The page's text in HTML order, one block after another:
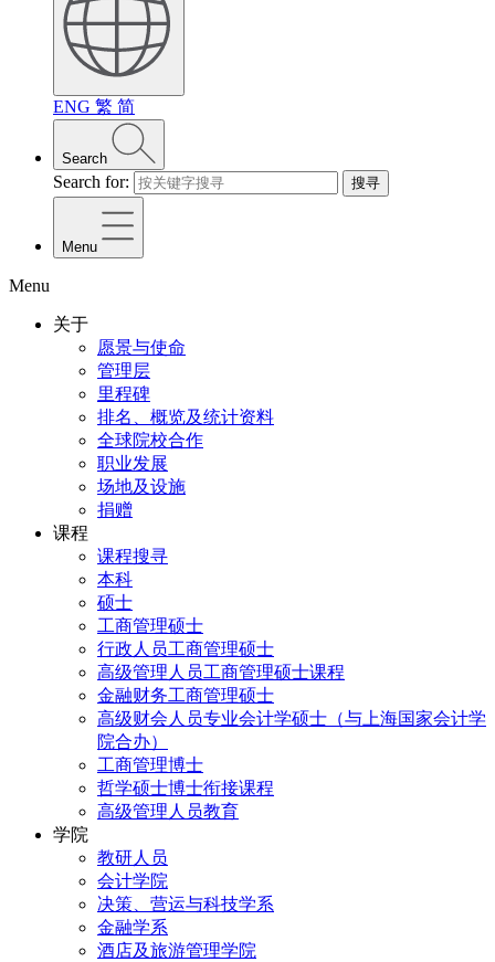
ENG 繁 简
Search
Search for: 搜寻
Menu
Menu
关于
愿景与使命
管理层
里程碑
排名、概览及统计资料
全球院校合作
职业发展
场地及设施
捐赠
课程
课程搜寻
本科
硕士
工商管理硕士
行政人员工商管理硕士
高级管理人员工商管理硕士课程
金融财务工商管理硕士
高级财会人员专业会计学硕士（与上海国家会计学
院合办）
工商管理博士
哲学硕士博士衔接课程
高级管理人员教育
学院
教研人员
会计学院
决策、营运与科技学系
金融学系
酒店及旅游管理学院